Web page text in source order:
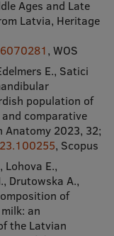
Ages and Late
Latvia, Heritage
, WOS
E., Satici
population of
comparative
Anatomy 2023, 32;
, Scopus
Lohova E.,
Drutowska A.,
of
an
the Latvian